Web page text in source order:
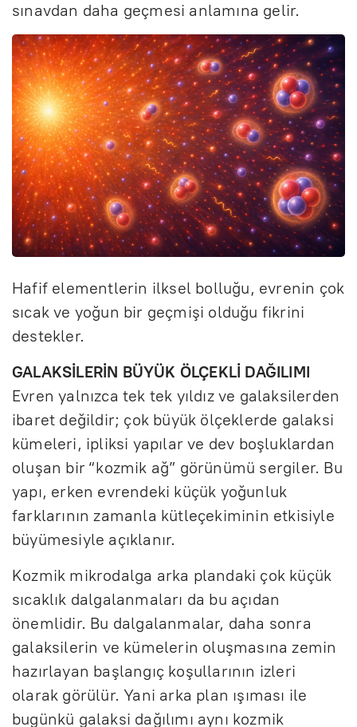
sınavdan daha geçmesi anlamına gelir.
Hafif elementlerin ilksel bolluğu, evrenin çok
sıcak ve yoğun bir geçmişi olduğu fikrini
destekler.
GALAKSİLERİN BÜYÜK ÖLÇEKLİ DAĞILIMI
Evren yalnızca tek tek yıldız ve galaksilerden
ibaret değildir; çok büyük ölçeklerde galaksi
kümeleri, ipliksi yapılar ve dev boşluklardan
oluşan bir “kozmik ağ” görünümü sergiler. Bu
yapı, erken evrendeki küçük yoğunluk
farklarının zamanla kütleçekiminin etkisiyle
büyümesiyle açıklanır.
Kozmik mikrodalga arka plandaki çok küçük
sıcaklık dalgalanmaları da bu açıdan
önemlidir. Bu dalgalanmalar, daha sonra
galaksilerin ve kümelerin oluşmasına zemin
hazırlayan başlangıç koşullarının izleri
olarak görülür. Yani arka plan ışıması ile
bugünkü galaksi dağılımı aynı kozmik